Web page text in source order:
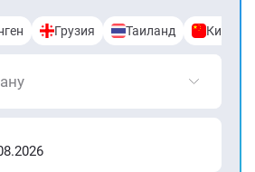
Грузия Таиланд Китай